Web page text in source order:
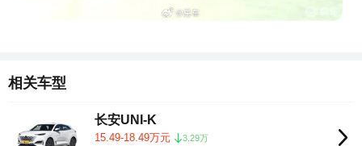
相关车型
长安UNI-K
15.49-18.49万元
3.29万